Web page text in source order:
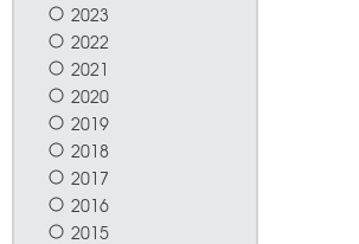
2023
2022
2021
2020
2019
2018
2017
2016
2015